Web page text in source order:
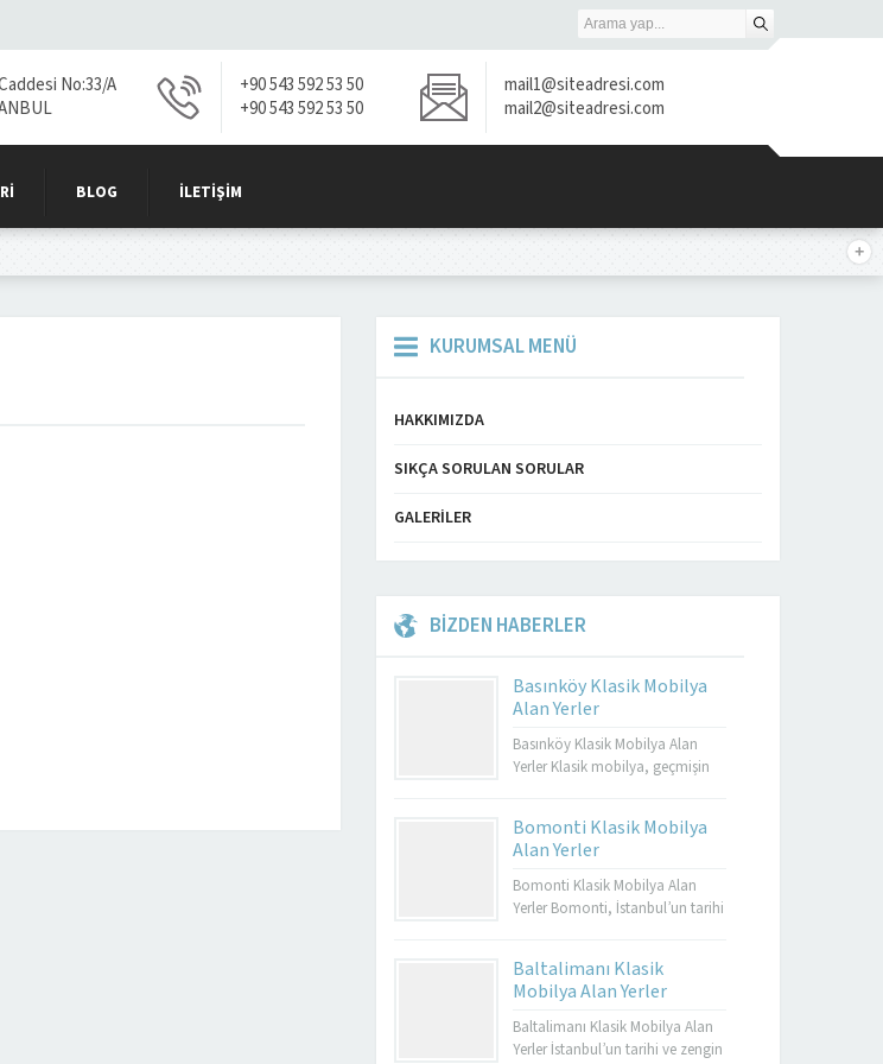
No:33/A
+90 543 592 53 50
+90 543 592 53 50
mail1@siteadresi.com
mail2@siteadresi.com
BLOG İLETIŞIM
KURUMSAL MENÜ
HAKKIMIZDA
SIKÇA SORULAN SORULAR
GALERILER
BİZDEN HABERLER
Basınköy Klasik Mobilya
Alan Yerler
Basınköy Klasik Mobilya Alan
Yerler Klasik mobilya, geçmişin
yansımasıdır. Bu tür mobilyalar,
hem görsel açıdan çekici hem de
dayanıklı olmalarıyla bilinir.
Basınköy klasik mobilya alan
mükemmel bir seçenektir. Eğer siz
de eski mobilyalarınızı satmayı...
Bomonti Klasik Mobilya
Alan Yerler
Bomonti Klasik Mobilya Alan
Yerler Bomonti, İstanbul’un tarihi
aynı zamanda klasik
mobilyaların en iyi adreslerinden
biri olarak da ün kazanmıştır.
Bomonti, tarihi atmosferi ile öne
Baltalimanı Klasik
Mobilya Alan Yerler
Baltalimanı Klasik Mobilya Alan
Yerler İstanbul’un tarihi ve zengin
Müşteri Temsilcisi